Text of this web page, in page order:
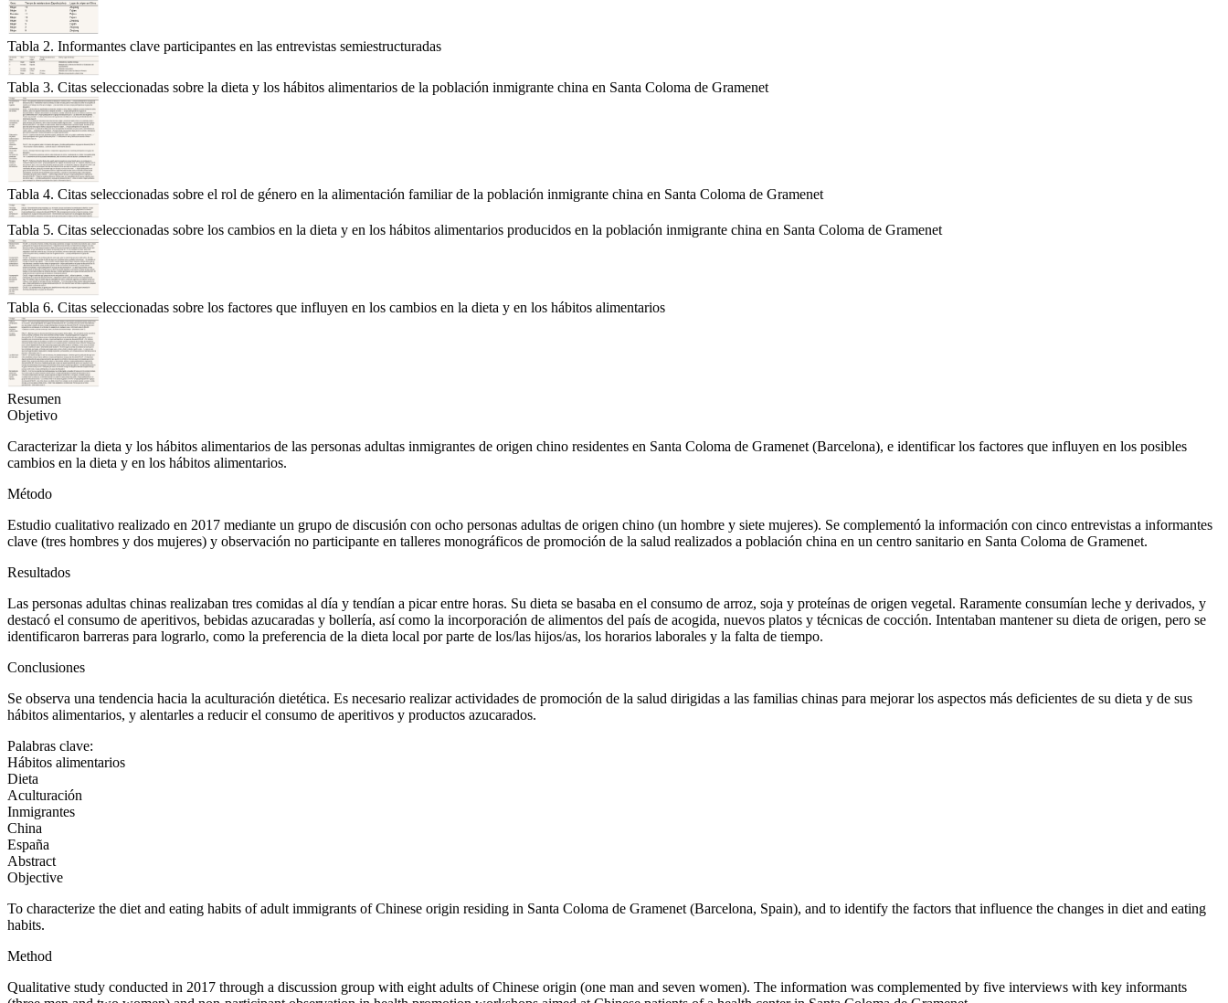
Tabla 2. Informantes clave participantes en las entrevistas semiestructuradas
Tabla 3. Citas seleccionadas sobre la dieta y los hábitos alimentarios de la población inmigrante china en Santa Coloma de Gramenet
Tabla 4. Citas seleccionadas sobre el rol de género en la alimentación familiar de la población inmigrante china en Santa Coloma de Gramenet
Tabla 5. Citas seleccionadas sobre los cambios en la dieta y en los hábitos alimentarios producidos en la población inmigrante china en Santa Coloma de Gramenet
Tabla 6. Citas seleccionadas sobre los factores que influyen en los cambios en la dieta y en los hábitos alimentarios
Resumen
Objetivo
Caracterizar la dieta y los hábitos alimentarios de las personas adultas inmigrantes de origen chino residentes en Santa Coloma de Gramenet (Barcelona), e identificar los factores que influyen en los posibles
cambios en la dieta y en los hábitos alimentarios.
Método
Estudio cualitativo realizado en 2017 mediante un grupo de discusión con ocho personas adultas de origen chino (un hombre y siete mujeres). Se complementó la información con cinco entrevistas a informantes
clave (tres hombres y dos mujeres) y observación no participante en talleres monográficos de promoción de la salud realizados a población china en un centro sanitario en Santa Coloma de Gramenet.
Resultados
Las personas adultas chinas realizaban tres comidas al día y tendían a picar entre horas. Su dieta se basaba en el consumo de arroz, soja y proteínas de origen vegetal. Raramente consumían leche y derivados, y
destacó el consumo de aperitivos, bebidas azucaradas y bollería, así como la incorporación de alimentos del país de acogida, nuevos platos y técnicas de cocción. Intentaban mantener su dieta de origen, pero se
identificaron barreras para lograrlo, como la preferencia de la dieta local por parte de los/las hijos/as, los horarios laborales y la falta de tiempo.
Conclusiones
Se observa una tendencia hacia la aculturación dietética. Es necesario realizar actividades de promoción de la salud dirigidas a las familias chinas para mejorar los aspectos más deficientes de su dieta y de sus
hábitos alimentarios, y alentarles a reducir el consumo de aperitivos y productos azucarados.
Palabras clave:
Hábitos alimentarios
Dieta
Aculturación
Inmigrantes
China
España
Abstract
Objective
To characterize the diet and eating habits of adult immigrants of Chinese origin residing in Santa Coloma de Gramenet (Barcelona, Spain), and to identify the factors that influence the changes in diet and eating
habits.
Method
Qualitative study conducted in 2017 through a discussion group with eight adults of Chinese origin (one man and seven women). The information was complemented by five interviews with key informants